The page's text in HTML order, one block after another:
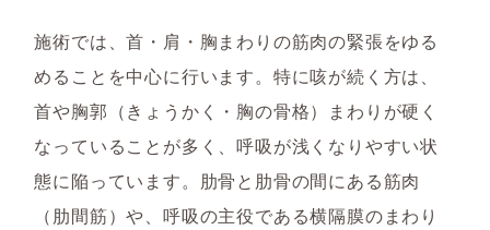
施術では、首・肩・胸まわりの筋肉の緊張をゆる
めることを中心に行います。特に咳が続く方は、
首や胸郭（きょうかく・胸の骨格）まわりが硬く
なっていることが多く、呼吸が浅くなりやすい状
態に陥っています。肋骨と肋骨の間にある筋肉
（肋間筋）や、呼吸の主役である横隔膜のまわり